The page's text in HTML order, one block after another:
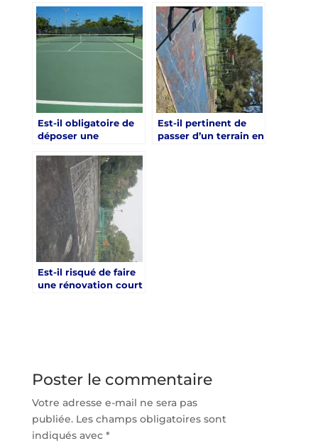
être validée par un
bureau de contrôle ?
permet d’augmenter
la valeur du bien ?
Est-il obligatoire de
déposer une
pour une rénovation
court de tennis à
Hyères ?
Est-il pertinent de
passer d’un terrain en
Est-il risqué de faire
une rénovation court
Poster le commentaire
Votre adresse e-mail ne sera pas
publiée. Les champs obligatoires sont
indiqués avec *